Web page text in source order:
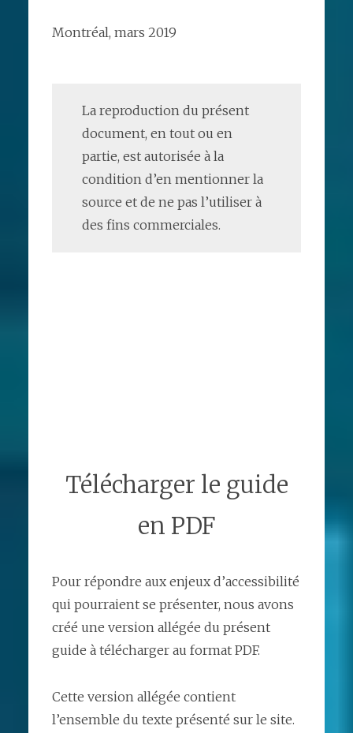
Montréal, mars 2019
La reproduction du présent
document, en tout ou en
partie, est autorisée à la
condition d’en mentionner la
source et de ne pas l’utiliser à
des fins commerciales.
Télécharger le guide
en PDF
Pour répondre aux enjeux d’accessibilité
qui pourraient se présenter, nous avons
créé une version allégée du présent
guide à télécharger au format PDF.
Cette version allégée contient
l’ensemble du texte présenté sur le site.